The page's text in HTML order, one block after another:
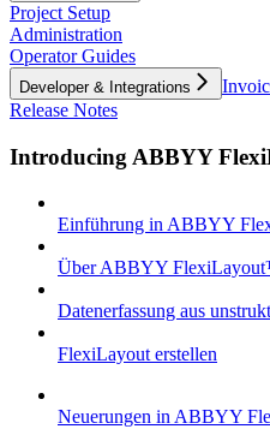
Project Setup
Administration
Operator Guides
Developer & Integrations
Release Notes
Introducing ABBYY
Einführung in ABBYY
Über ABBYY
Datenerfassung aus
FlexiLayout erstellen
Neuerungen in ABBYY